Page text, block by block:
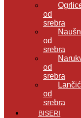
od
srebra
od
srebra
od
srebra
od
srebra
BISERI